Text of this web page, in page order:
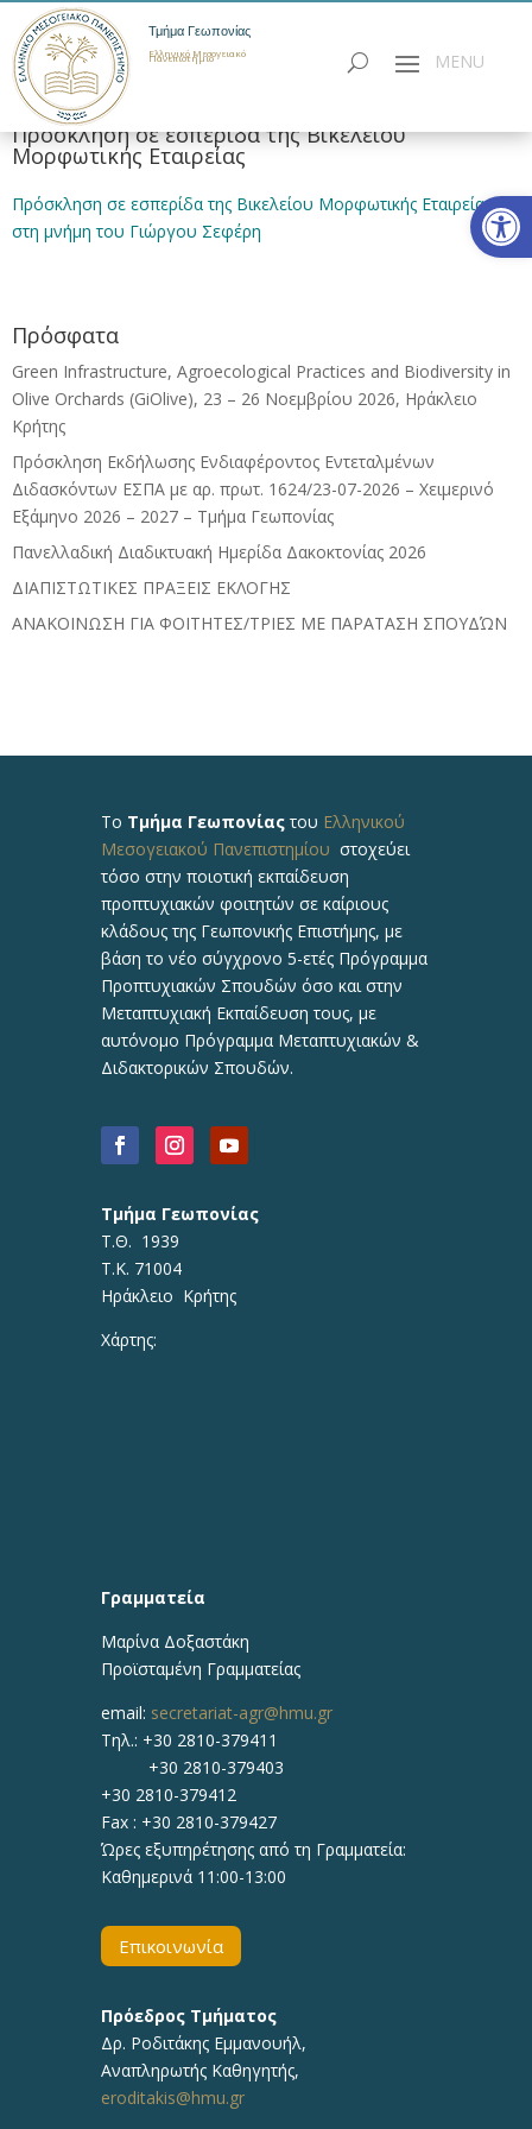
Τμήμα Γεωπονίας
Ελληνικό Μεσογειακό
Πανεπιστήμιο
Πρόσκληση σε εσπερίδα της Βικελείου
Μορφωτικής Εταιρείας
Πρόσκληση σε εσπερίδα της Βικελείου Μορφωτικής Εταιρείας
στη μνήμη του Γιώργου Σεφέρη
Πρόσφατα
Green Infrastructure, Agroecological Practices and Biodiversity in
Olive Orchards (GiOlive), 23 – 26 Νοεμβρίου 2026, Ηράκλειο
Κρήτης
Πρόσκληση Εκδήλωσης Ενδιαφέροντος Εντεταλμένων
Διδασκόντων ΕΣΠΑ με αρ. πρωτ. 1624/23-07-2026 – Χειμερινό
Εξάμηνο 2026 – 2027 – Τμήμα Γεωπονίας
Πανελλαδική Διαδικτυακή Ημερίδα Δακοκτονίας 2026
ΔΙΑΠΙΣΤΩΤΙΚΕΣ ΠΡΑΞΕΙΣ ΕΚΛΟΓΗΣ
ΑΝΑΚΟΙΝΩΣΗ ΓΙΑ ΦΟΙΤΗΤΕΣ/ΤΡΙΕΣ ΜΕ ΠΑΡΑΤΑΣΗ ΣΠΟΥΔΏΝ
Το Τμήμα Γεωπονίαςτου Ελληνικού
Μεσογειακού Πανεπιστημίου στοχεύει
τόσο στην ποιοτική εκπαίδευση
προπτυχιακών φοιτητών σε καίριους
κλάδους της Γεωπονικής Επιστήμης, με
βάση το νέο σύγχρονο 5-ετές Πρόγραμμα
Προπτυχιακών Σπουδών όσο και στην
Μεταπτυχιακή Εκπαίδευση τους, με
αυτόνομο Πρόγραμμα Μεταπτυχιακών &
Διδακτορικών Σπουδών.
Τμήμα Γεωπονίας
Τ.Θ. 1939
Τ.Κ. 71004
Ηράκλειο Κρήτης
Χάρτης:
Γραμματεία
Μαρίνα Δοξαστάκη
Προϊσταμένη Γραμματείας
email: secretariat-agr@hmu.gr
Τηλ.: +30 2810-379411
+30 2810-379403
+30 2810-379412
Fax : +30 2810-379427
Ώρες εξυπηρέτησης από τη Γραμματεία:
Καθημερινά 11:00-13:00
Επικοινωνία
Πρόεδρος Τμήματος
Δρ. Ροδιτάκης Εμμανουήλ,
Αναπληρωτής Καθηγητής,
eroditakis@hmu.gr